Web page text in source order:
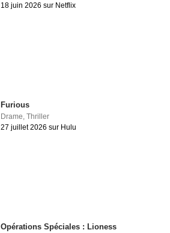
18 juin 2026 sur Netflix
Furious
Drame,Thriller
27 juillet 2026 sur Hulu
Opérations Spéciales : Lioness